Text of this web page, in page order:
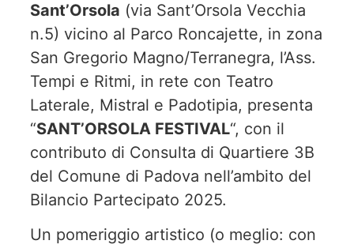
Sant’Orsola (via Sant’Orsola Vecchia
n.5) vicino al Parco Roncajette, in zona
San Gregorio Magno/Terranegra, l’Ass.
Tempi e Ritmi, in rete con Teatro
Laterale, Mistral e Padotipia, presenta
“SANT’ORSOLA FESTIVAL“, con il
contributo di Consulta di Quartiere 3B
del Comune di Padova nell’ambito del
Bilancio Partecipato 2025.
Un pomeriggio artistico (o meglio: con